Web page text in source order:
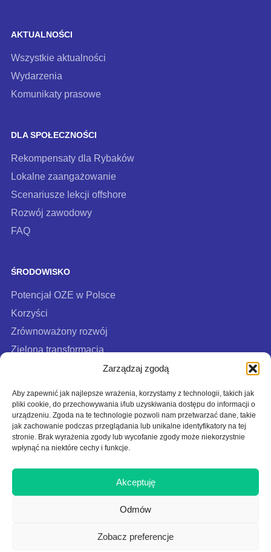
Zarządzaj zgodą
Aby zapewnić jak najlepsze wrażenia, korzystamy z technologii, takich jak
pliki cookie, do przechowywania i/lub uzyskiwania dostępu do informacji o
urządzeniu. Zgoda na te technologie pozwoli nam przetwarzać dane, takie
jak zachowanie podczas przeglądania lub unikalne identyfikatory na tej
stronie. Brak wyrażenia zgody lub wycofanie zgody może niekorzystnie
wpłynąć na niektóre cechy i funkcje.
Akceptuję
Odmów
Zobacz preferencje
AKTUALNOŚCI
Wszystkie aktualności
Wydarzenia
Komunikaty prasowe
DLA SPOŁECZNOŚCI
Rekompensaty dla Rybaków
Lokalne zaangażowanie
Scenariusze lekcji offshore
Rozwój zawodowy
FAQ
ŚRODOWISKO
Potencjał OZE w Polsce
Korzyści
Zrównoważony rozwój
Zielona transformacja
Na tej stronie działa Google reCAPTCHA:Polityka prywatności